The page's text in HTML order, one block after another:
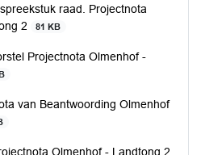
raad. Projectnota
2
81 KB
Projectnota Olmenhof -
van Beantwoording Olmenhof
Olmenhof - Landtong 2